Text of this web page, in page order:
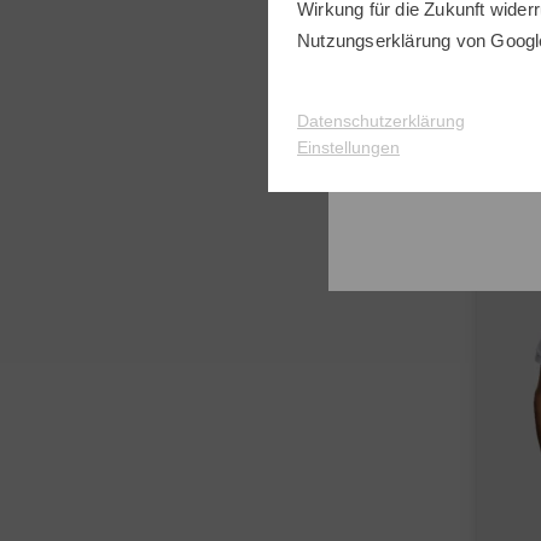
-31%
Wirkung für die Zukunft
Nutzungserklärung von
Datenschutzerklärung
Einstellungen